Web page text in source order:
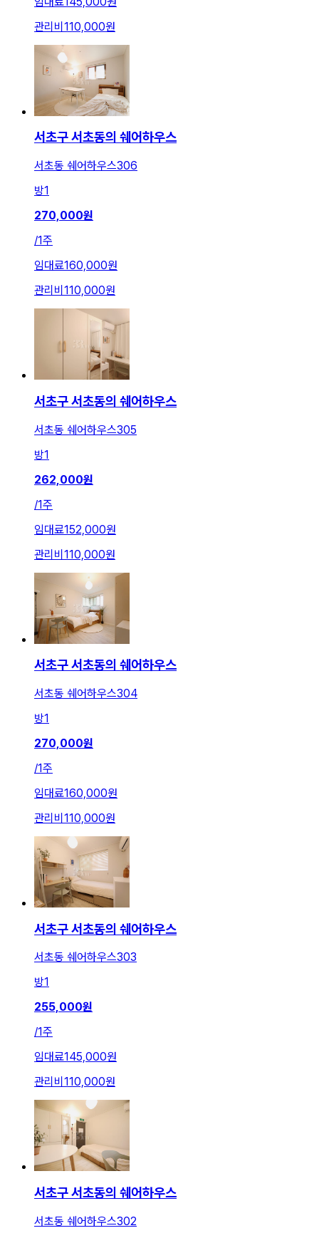
관리비 110,000원
서초구 서초동의 쉐어하우스
서초동 쉐어하우스306
방1
270,000원
/1주
임대료160,000원
관리비 110,000원
서초구 서초동의 쉐어하우스
서초동 쉐어하우스305
방1
262,000원
/1주
임대료152,000원
관리비 110,000원
서초구 서초동의 쉐어하우스
서초동 쉐어하우스304
방1
270,000원
/1주
임대료160,000원
관리비 110,000원
서초구 서초동의 쉐어하우스
서초동 쉐어하우스303
방1
255,000원
/1주
임대료145,000원
관리비 110,000원
서초구 서초동의 쉐어하우스
서초동 쉐어하우스302